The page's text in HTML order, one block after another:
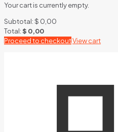
Your cart is currently empty.
Subtotal:$ 0,00
Total:$ 0,00
Proceed to checkoutView cart